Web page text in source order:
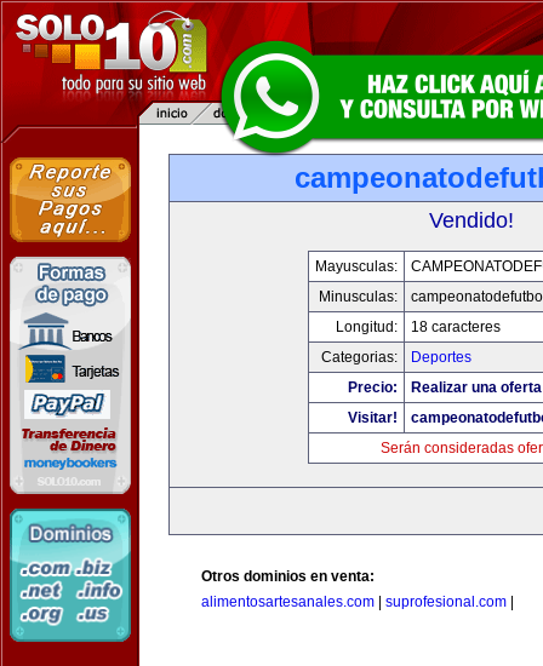
Vendido!
Mayusculas:
Minusculas:
Longitud:
18 caracteres
Categorias:
Deportes
Precio:
Realizar una
Visitar!
Serán consideradas
Otros dominios en venta:
alimentosartesanales.com
suprofesional.com